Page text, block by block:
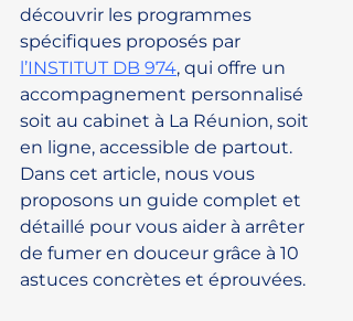
découvrir les programmes
spécifiques proposés par
l’INSTITUT DB 974, qui offre un
accompagnement personnalisé
soit au cabinet à La Réunion, soit
en ligne, accessible de partout.
Dans cet article, nous vous
proposons un guide complet et
détaillé pour vous aider à arrêter
de fumer en douceur grâce à 10
astuces concrètes et éprouvées.